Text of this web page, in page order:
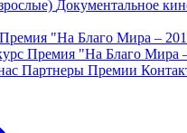
Документальное
Премия "На Благо Мира –
Премия "На Благо Мира
Партнеры Премии